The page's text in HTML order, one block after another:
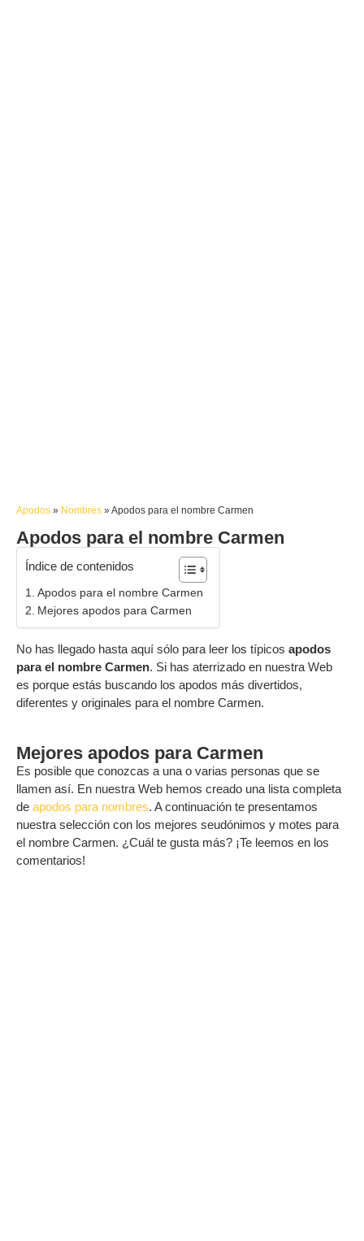
Apodos » Nombres »Apodos para el nombre Carmen
Apodos para el nombre Carmen
Índice de contenidos
Apodos para el nombre Carmen
Mejores apodos para Carmen
No has llegado hasta aquí sólo para leer los típicos apodos
para el nombre Carmen. Si has aterrizado en nuestra Web
es porque estás buscando los apodos más divertidos,
diferentes y originales para el nombre Carmen.
Mejores apodos para Carmen
Es posible que conozcas a una o varias personas que se
llamen así. En nuestra Web hemos creado una lista completa
de apodos para nombres. A continuación te presentamos
nuestra selección con los mejores seudónimos y motes para
el nombre Carmen. ¿Cuál te gusta más? ¡Te leemos en los
comentarios!